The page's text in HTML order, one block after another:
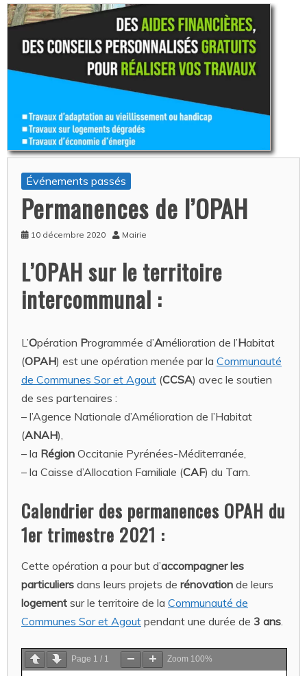
Événements passés
Permanences de l’OPAH
10 décembre 2020 Mairie
L’OPAH sur le territoire
intercommunal :
L’Opération Programmée d’Amélioration de l’Habitat
(OPAH) est une opération menée par la Communauté
de Communes Sor et Agout (CCSA) avec le soutien
de ses partenaires :
– l’Agence Nationale d’Amélioration de l’Habitat
(ANAH),
– la Région Occitanie Pyrénées-Méditerranée,
– la Caisse d’Allocation Familiale (CAF) du Tarn.
Calendrier des permanences OPAH du
1er trimestre 2021 :
Cette opération a pour but d’accompagner les
particuliers dans leurs projets de rénovation de leurs
logement sur le territoire de la Communauté de
Communes Sor et Agout pendant une durée de 3 ans
Page 1 / 1 Zoom 100%